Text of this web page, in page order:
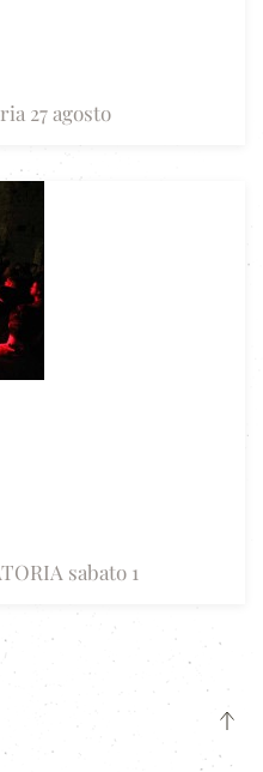
27 agosto
sabato 1